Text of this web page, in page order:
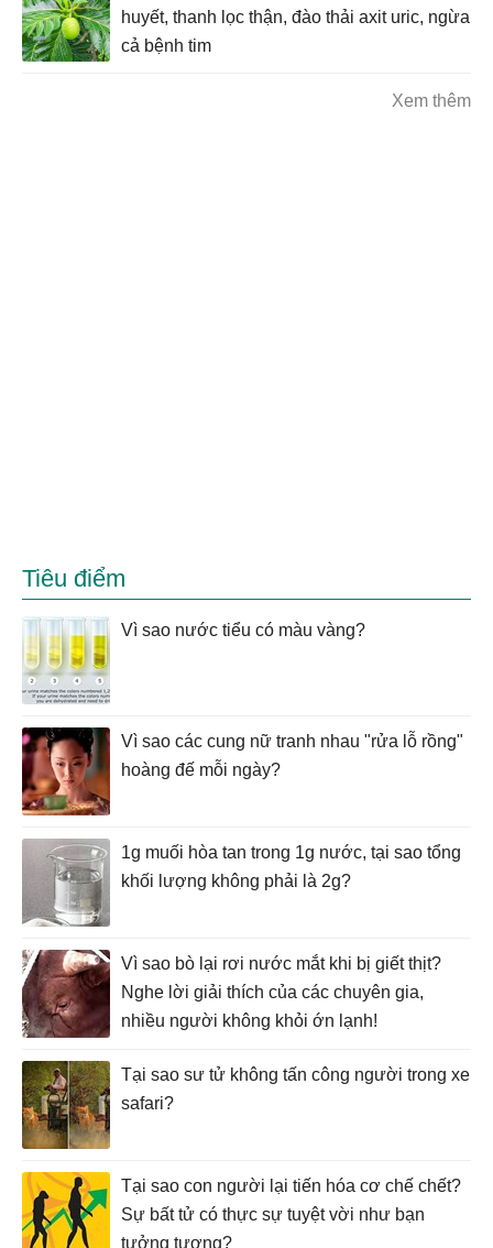
huyết, thanh lọc thận, đào thải axit uric, ngừa
cả bệnh tim
Xem thêm
Tiêu điểm
Vì sao nước tiểu có màu vàng?
Vì sao các cung nữ tranh nhau "rửa lỗ rồng"
hoàng đế mỗi ngày?
1g muối hòa tan trong 1g nước, tại sao tổng
khối lượng không phải là 2g?
Vì sao bò lại rơi nước mắt khi bị giết thịt?
Nghe lời giải thích của các chuyên gia,
nhiều người không khỏi ớn lạnh!
Tại sao sư tử không tấn công người trong xe
safari?
Tại sao con người lại tiến hóa cơ chế chết?
Sự bất tử có thực sự tuyệt vời như bạn
tưởng tượng?